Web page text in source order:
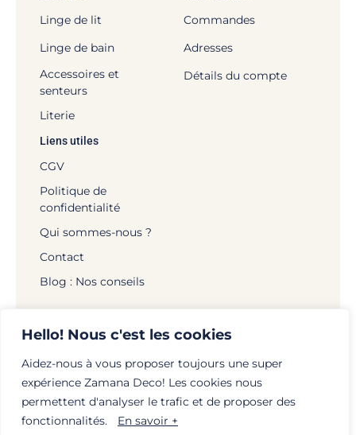
Hello! Nous c'est les cookies
Aidez-nous à vous proposer toujours une super
expérience Zamana Deco! Les cookies nous
permettent d'analyser le trafic et de proposer des
fonctionnalités.
En savoir +
Linge de lit
Linge de bain
Accessoires et
senteurs
Literie
Commandes
Adresses
Détails du compte
Liens utiles
CGV
Politique de
confidentialité
Qui sommes-nous ?
Contact
Blog : Nos conseils
© Zamana Déco - 2026 | Tous droits réservés |
Mentions légales|Politique de confidentialité
Création :globellie.com